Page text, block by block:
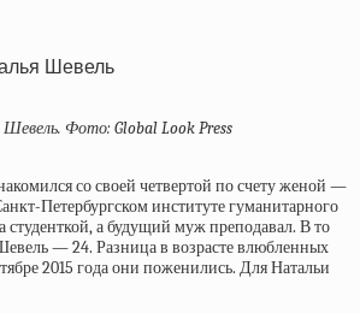
Шевель
Фото: Global Look Press
со своей четвертой по счету женой —
Петербургском институте гуманитарного
студенткой, а будущий муж преподавал. В то
— 24. Разница в возрасте влюбленных
2015 года они поженились. Для Натальи